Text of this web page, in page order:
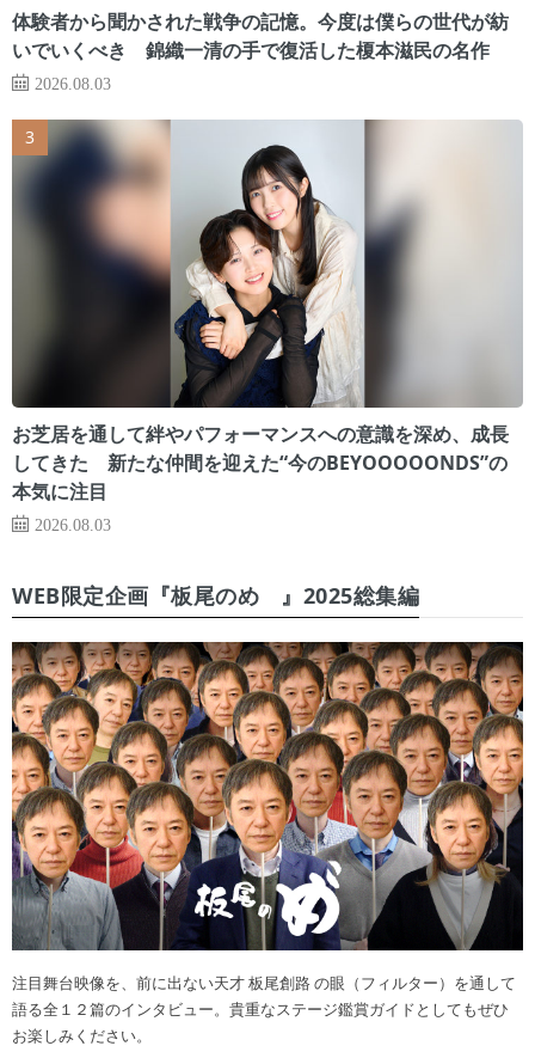
体験者から聞かされた戦争の記憶。今度は僕らの世代が紡
いでいくべき 錦織一清の手で復活した榎本滋民の名作
2026.08.03
お芝居を通して絆やパフォーマンスへの意識を深め、成長
してきた 新たな仲間を迎えた“今のBEYOOOOONDS”の
本気に注目
2026.08.03
WEB限定企画『板尾のめ゙』2025総集編
注目舞台映像を、前に出ない天才 板尾創路 の眼（フィルター）を通して
語る全１２篇のインタビュー。貴重なステージ鑑賞ガイドとしてもぜひ
お楽しみください。